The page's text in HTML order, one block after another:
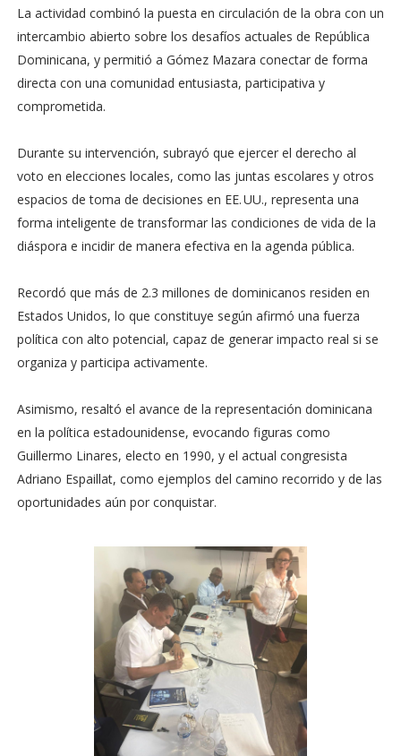
La actividad combinó la puesta en circulación de la obra con un
intercambio abierto sobre los desafíos actuales de República
Dominicana, y permitió a Gómez Mazara conectar de forma
directa con una comunidad entusiasta, participativa y
comprometida.
Durante su intervención, subrayó que ejercer el derecho al
voto en elecciones locales, como las juntas escolares y otros
espacios de toma de decisiones en EE. UU., representa una
forma inteligente de transformar las condiciones de vida de la
diáspora e incidir de manera efectiva en la agenda pública.
Recordó que más de 2.3 millones de dominicanos residen en
Estados Unidos, lo que constituye según afirmó una fuerza
política con alto potencial, capaz de generar impacto real si se
organiza y participa activamente.
Asimismo, resaltó el avance de la representación dominicana
en la política estadounidense, evocando figuras como
Guillermo Linares, electo en 1990, y el actual congresista
Adriano Espaillat, como ejemplos del camino recorrido y de las
oportunidades aún por conquistar.